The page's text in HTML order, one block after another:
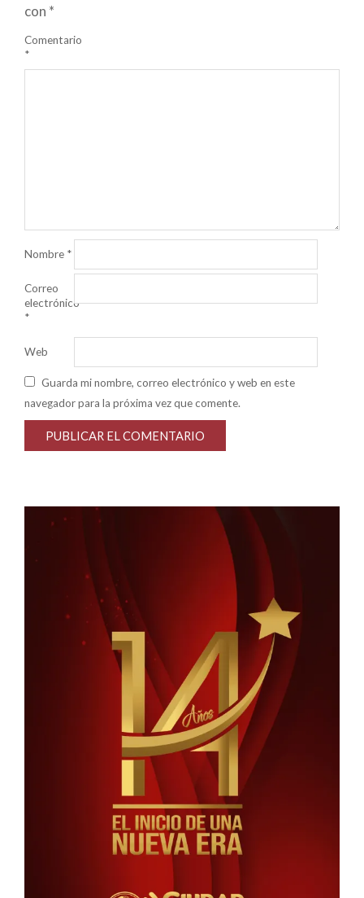
con *
Comentario
*
Nombre *
Correo
electrónico
*
Web
Guarda mi nombre, correo electrónico y web en este
navegador para la próxima vez que comente.